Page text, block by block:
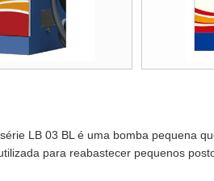
LB 03 BL é uma bomba pequena
para reabastecer pequenos